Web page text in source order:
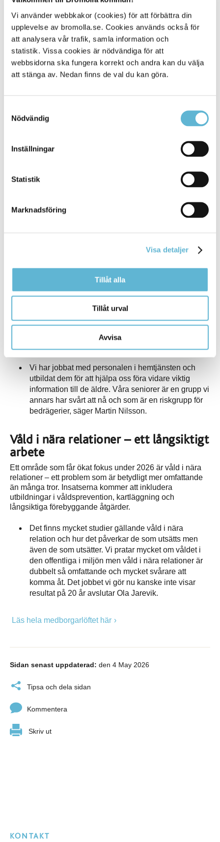
Vi använder webbkakor (cookies) för att förbättra din
upplevelse av bromolla.se. Cookies används också för
att analysera vår trafik, samla information och
statistik. Vissa cookies är nödvändiga för att
webbsidorna ska fungera korrekt och andra kan du välja
att stänga av. Nedan finns de val du kan göra.
Nödvändig
Inställningar
Statistik
Marknadsföring
Visa detaljer
Tillåt alla
Tillåt urval
Avvisa
lägesbild. Kommunen är beroende av den information
som finns ”på byn” och som inte alltid når polisen.
Om inte denna information når oss riskerar vi att det
att skapas en alternativ sanning, säger
kommunpolis Martin Nilsson.
Det är viktigt att man som medborgare anmäler allt
för att hjälpa till att skapa en korrekt lägesbild och
hjälpa polisen att få en mer övergripande bild. Det
En viktig del i medborgarlöftet är att se till allas bästa,
Det sker en nära samverkan mellan skola, socialtjänst,
polis och fritidsverksamhet (SSPF). Detta handlar bland
annat om riktade insatser i skolor och stöd till unga i
riskzonen. Parallellt utvecklas arbetet med den lokala
rapportering och nya mätmetoder, som exempelvis
analyser av narkotika i avloppsvatten.
Bedrägerier är också ett prioriterat område, där
informationskampanjer och utbildningar – bland annat via
hemtjänsten – ska stärka skyddet för äldre.
Vi har jobbat med personalen i hemtjänsten och
utbildat dem för att hjälpa oss föra vidare viktig
information till de äldre. Våra seniorer är en grupp vi
annars har svårt att nå och som är en riskgrupp för
bedrägerier, säger Martin Nilsson.
Våld i nära relationer – ett långsiktigt
arbete
Ett område som får ökat fokus under 2026 är våld i nära
relationer – ett problem som är betydligt mer omfattande
än många tror. Insatserna kommer att inkludera
utbildningar i våldsprevention, kartläggning och
långsiktiga förebyggande åtgärder.
Det finns mycket studier gällande våld i nära
relation och hur det påverkar de som utsätts men
även de som utsätter. Vi pratar mycket om våldet i
den offentliga i miljön men våld i nära relationer är
dubbelt så omfattande och mycket svårare att
komma åt. Det jobbet vi gör nu kanske inte visar
resultat på 20 år avslutar Ola Jarevik.
Läs hela medborgarlöftet här
Sidan senast uppdaterad: den 4 May 2026
Tipsa och dela sidan
Kommentera
Skriv ut
KONTAKT